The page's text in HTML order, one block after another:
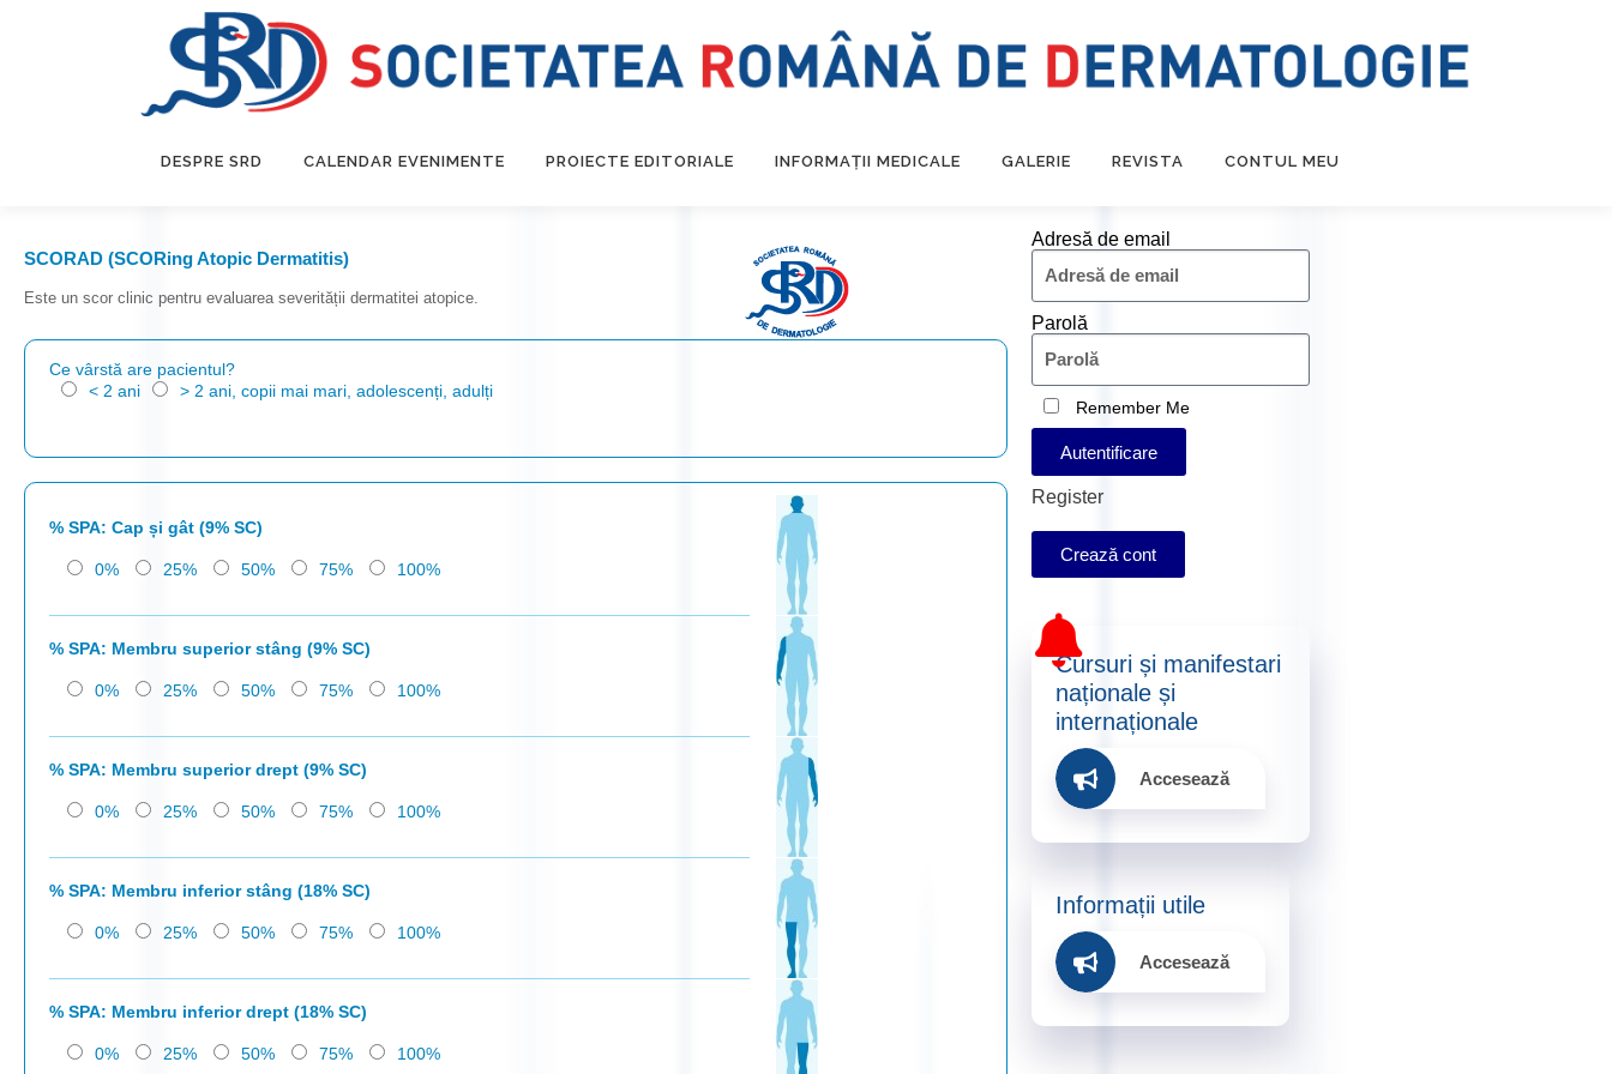
DESPRE SRD CALENDAR EVENIMENTE PROIECTE EDITORIALE INFORMAȚII MEDICALE GALERIE REVISTA CONTUL MEU
SCORAD (SCORing Atopic Dermatitis)
Este un scor clinic pentru evaluarea severității dermatitei atopice.
Ce vârstă are pacientul?
< 2 ani
> 2 ani, copii mai mari, adolescenți, adulți
% SPA: Cap și gât (9% SC)
0% 25% 50% 75% 100%
% SPA: Membru superior stâng (9% SC)
0% 25% 50% 75% 100%
% SPA: Membru superior drept (9% SC)
0% 25% 50% 75% 100%
% SPA: Membru inferior stâng (18% SC)
0% 25% 50% 75% 100%
% SPA: Membru inferior drept (18% SC)
0% 25% 50% 75% 100%
Adresă de email
Parolă
Remember Me
Autentificare
Register
Crează cont
Cursuri și manifestari
naționale și
internaționale​
Accesează
Informații utile​
Accesează